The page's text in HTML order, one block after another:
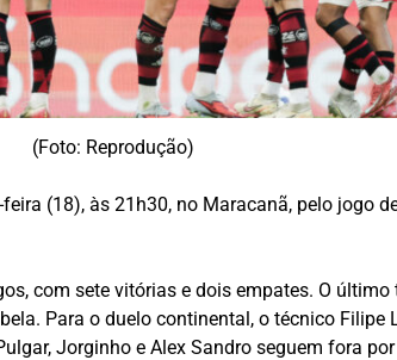
(Foto: Reprodução)
(18), às 21h30, no Maracanã, pelo jogo
com sete vitórias e dois empates. O
Para o duelo continental, o técnico Filipe
Jorginho e Alex Sandro seguem fora